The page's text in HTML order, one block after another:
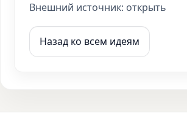
Внешний источник: открыть
Назад ко всем идеям